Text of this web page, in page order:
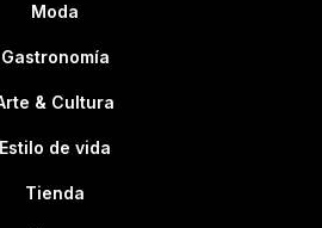
Moda
Gastronomía
& Cultura
Estilo de vida
Tienda